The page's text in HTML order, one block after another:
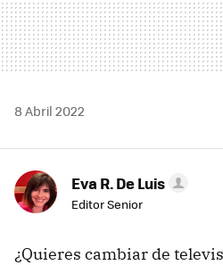
8 Abril 2022
Eva R. De Luis
Editor Senior
¿Quieres cambiar de